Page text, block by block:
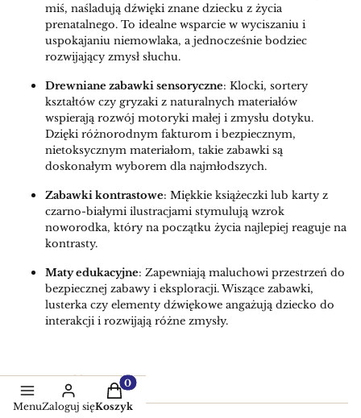
miś, naśladują dźwięki znane dziecku z życia
prenatalnego. To idealne wsparcie w wyciszaniu i
uspokajaniu niemowlaka, a jednocześnie bodziec
rozwijający zmysł słuchu.
Drewniane zabawki sensoryczne: Klocki, sortery
kształtów czy gryzaki z naturalnych materiałów
wspierają rozwój motoryki małej i zmysłu dotyku.
Dzięki różnorodnym fakturom i bezpiecznym,
nietoksycznym materiałom, takie zabawki są
doskonałym wyborem dla najmłodszych.
Zabawki kontrastowe: Miękkie książeczki lub karty z
czarno-białymi ilustracjami stymulują wzrok
noworodka, który na początku życia najlepiej reaguje na
kontrasty.
Maty edukacyjne: Zapewniają maluchowi przestrzeń do
bezpiecznej zabawy i eksploracji. Wiszące zabawki,
lusterka czy elementy dźwiękowe angażują dziecko do
interakcji i rozwijają różne zmysły.
Bestsellery
MenuZaloguj się
Produkty w koszyku: 0. Zobacz
Koszyk